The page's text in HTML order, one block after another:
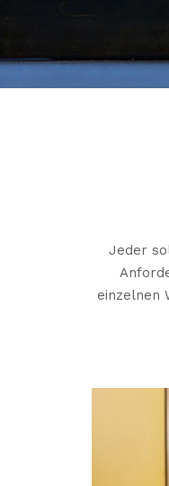
Jeder
einzelnen